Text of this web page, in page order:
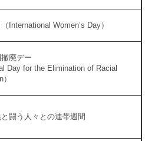
International Women’s Day）
廃デー
Day for the Elimination of Racial
闘う人々との連帯週間